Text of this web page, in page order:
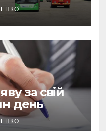
за свій
день